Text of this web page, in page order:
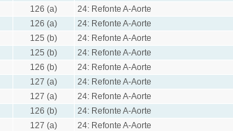
126 (a)
24: Refonte A-Aorte
126 (a)
24: Refonte A-Aorte
125 (b)
24: Refonte A-Aorte
125 (b)
24: Refonte A-Aorte
126 (b)
24: Refonte A-Aorte
127 (a)
24: Refonte A-Aorte
127 (a)
24: Refonte A-Aorte
126 (b)
24: Refonte A-Aorte
127 (a)
24: Refonte A-Aorte